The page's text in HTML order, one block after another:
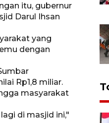
itu, gubernur
Darul Ihsan
yang
dengan
Rp1,8 miliar.
masyarakat
di masjid ini,"